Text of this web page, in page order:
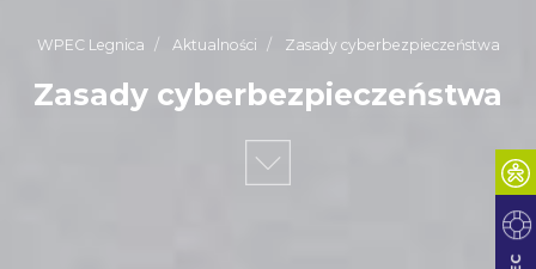
WPEC Legnica Aktualności Zasady cyberbezpieczeństwa
Zasady cyberbezpieczeństwa